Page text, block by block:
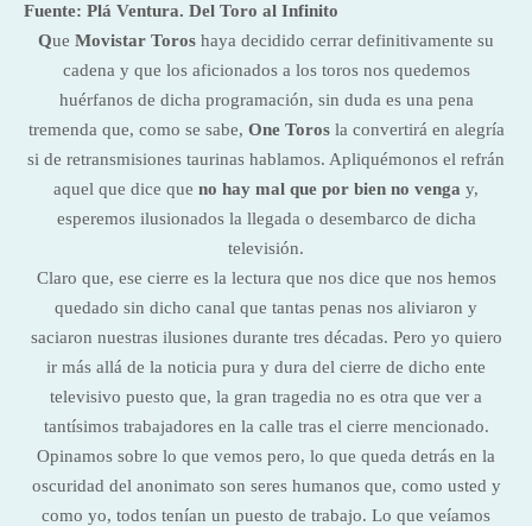
Fuente: Plá Ventura. Del Toro al Infinito
Que Movistar Toros haya decidido cerrar definitivamente su
cadena y que los aficionados a los toros nos quedemos
huérfanos de dicha programación, sin duda es una pena
tremenda que, como se sabe, One Torosla convertirá en alegría
si de retransmisiones taurinas hablamos. Apliquémonos el refrán
aquel que dice que no hay mal que por bien no venga y,
esperemos ilusionados la llegada o desembarco de dicha
televisión.
Claro que, ese cierre es la lectura que nos dice que nos hemos
quedado sin dicho canal que tantas penas nos aliviaron y
saciaron nuestras ilusiones durante tres décadas. Pero yo quiero
ir más allá de la noticia pura y dura del cierre de dicho ente
televisivo puesto que, la gran tragedia no es otra que ver a
tantísimos trabajadores en la calle tras el cierre mencionado.
Opinamos sobre lo que vemos pero, lo que queda detrás en la
oscuridad del anonimato son seres humanos que, como usted y
como yo, todos tenían un puesto de trabajo. Lo que veíamos